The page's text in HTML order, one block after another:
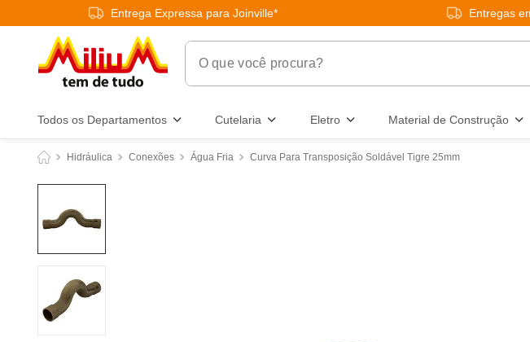
Entrega Expressa para Joinville* Entregas
O que você procura?
Todos os Departamentos Cutelaria Eletro Material de Construção
Hidráulica Conexões Água Fria Curva Para Transposição Soldável Tigre 25mm